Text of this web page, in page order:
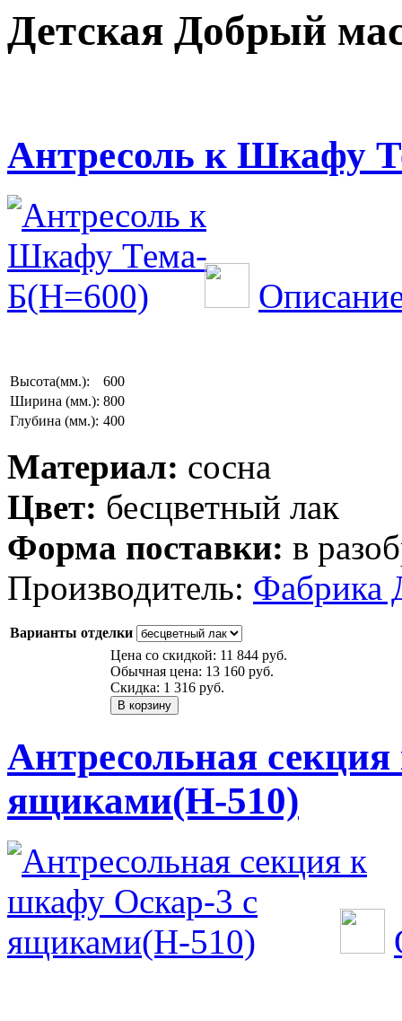
Детская Добрый
Антресоль к Шкафу
Высота(мм.):
600
Ширина (мм.): 800
Глубина (мм.): 400
Материал: сосна
Цвет: бесцветный лак
Форма поставки: в
Производитель: Фабрика
Варианты отделки
Цена со скидкой: 11 844 руб.
Обычная цена: 13 160 руб.
Скидка: 1 316 руб.
Антресольная
ящиками(Н-510)